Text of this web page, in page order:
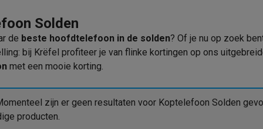
Gasfornuizen
Capsule- & padsmachinesNespressoDolce
JuicersEierkokersYoghurtmachinesAccessoires
monsieur machines
Solden
de beste hoofdtelefoon in de solden? Of je nu op zoek
bij Krëfel profiteer je van flinke kortingen op ons
met een mooie korting.
zijn er geen resultaten voor Koptelefoon Solden
producten.